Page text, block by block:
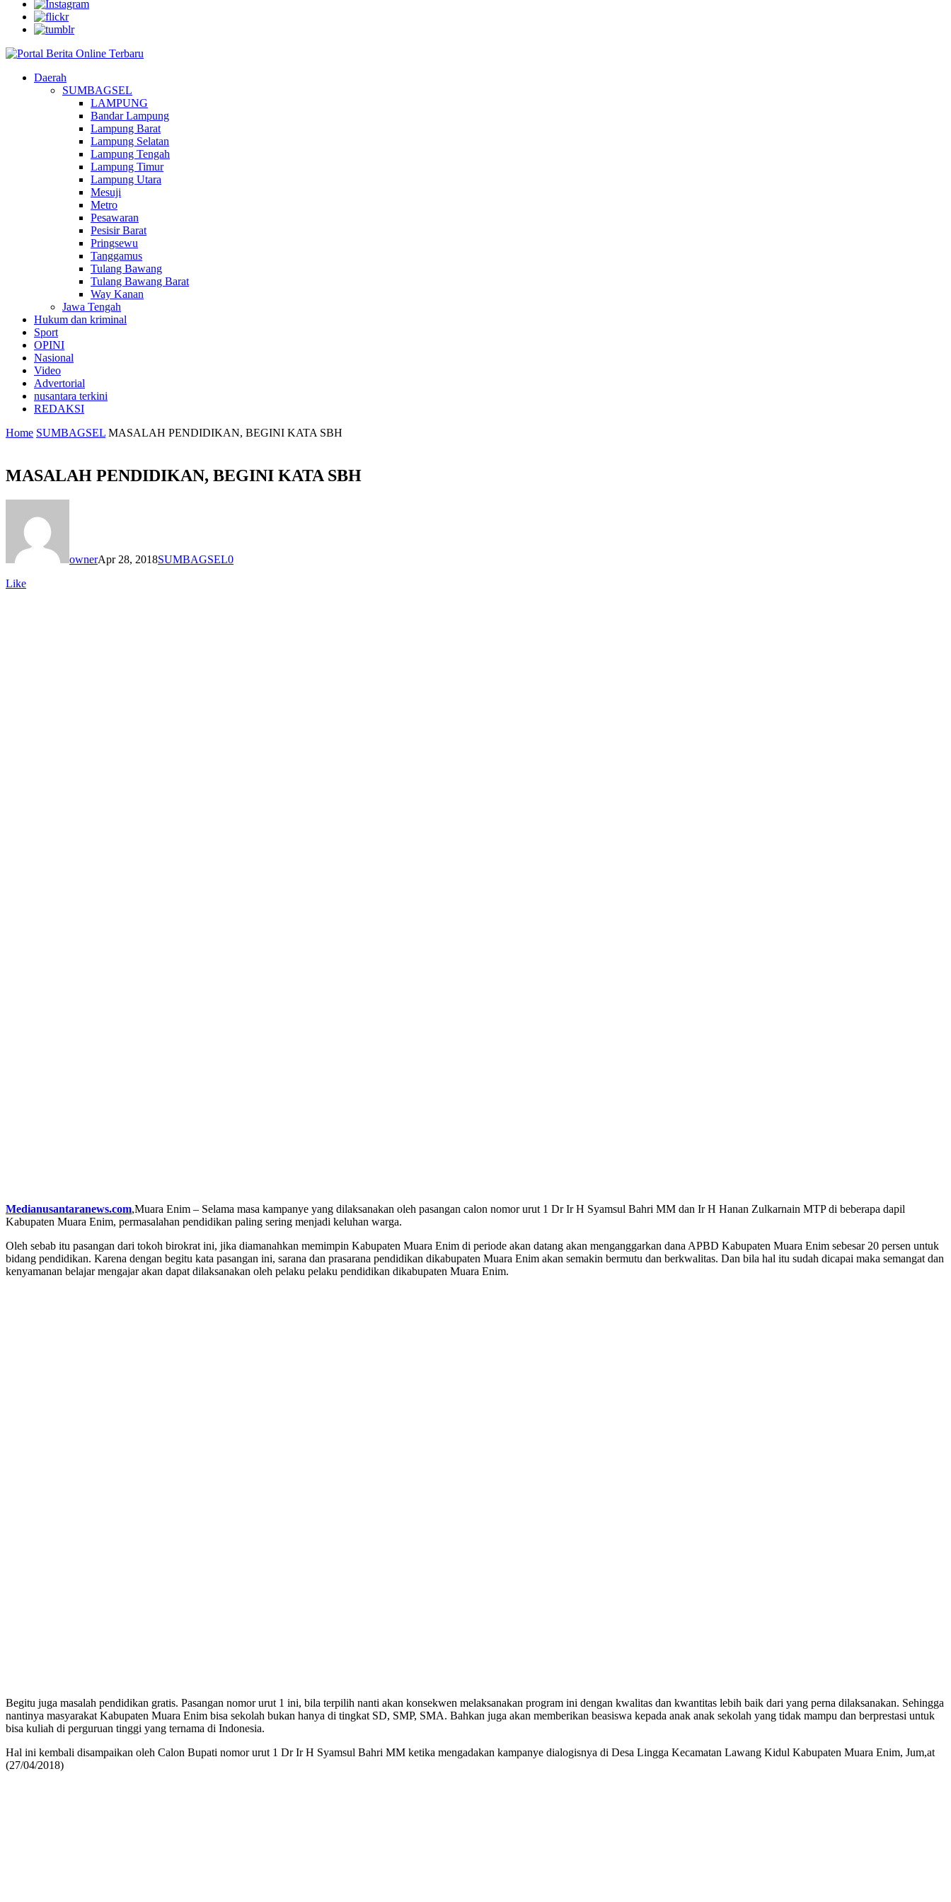
Daerah
SUMBAGSEL
LAMPUNG
Bandar Lampung
Lampung Barat
Lampung Selatan
Lampung Tengah
Lampung Timur
Lampung Utara
Mesuji
Metro
Pesawaran
Pesisir Barat
Pringsewu
Tanggamus
Tulang Bawang
Tulang Bawang Barat
Way Kanan
Jawa Tengah
Hukum dan kriminal
Sport
OPINI
Nasional
Video
Advertorial
nusantara terkini
REDAKSI
Home SUMBAGSEL MASALAH PENDIDIKAN, BEGINI KATA SBH
MASALAH PENDIDIKAN, BEGINI KATA SBH
ownerApr 28, 2018SUMBAGSEL0
Like
Medianusantaranews.com,Muara Enim – Selama masa kampanye yang dilaksanakan oleh pasangan calon nomor urut 1 Dr Ir H Syamsul Bahri MM dan Ir H Hanan Zulkarnain MTP di beberapa dapil
Kabupaten Muara Enim, permasalahan pendidikan paling sering menjadi keluhan warga.
Oleh sebab itu pasangan dari tokoh birokrat ini, jika diamanahkan memimpin Kabupaten Muara Enim di periode akan datang akan menganggarkan dana APBD Kabupaten Muara Enim sebesar 20 persen untuk
bidang pendidikan. Karena dengan begitu kata pasangan ini, sarana dan prasarana pendidikan dikabupaten Muara Enim akan semakin bermutu dan berkwalitas. Dan bila hal itu sudah dicapai maka semangat dan
kenyamanan belajar mengajar akan dapat dilaksanakan oleh pelaku pelaku pendidikan dikabupaten Muara Enim.
Begitu juga masalah pendidikan gratis. Pasangan nomor urut 1 ini, bila terpilih nanti akan konsekwen melaksanakan program ini dengan kwalitas dan kwantitas lebih baik dari yang perna dilaksanakan. Sehingga
nantinya masyarakat Kabupaten Muara Enim bisa sekolah bukan hanya di tingkat SD, SMP, SMA. Bahkan juga akan memberikan beasiswa kepada anak anak sekolah yang tidak mampu dan berprestasi untuk
bisa kuliah di perguruan tinggi yang ternama di Indonesia.
Hal ini kembali disampaikan oleh Calon Bupati nomor urut 1 Dr Ir H Syamsul Bahri MM ketika mengadakan kampanye dialogisnya di Desa Lingga Kecamatan Lawang Kidul Kabupaten Muara Enim, Jum,at
(27/04/2018)